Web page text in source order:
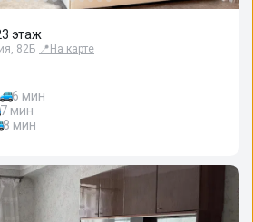
этаж
82Б 📍 На карте
6 мин
7 мин
8 мин